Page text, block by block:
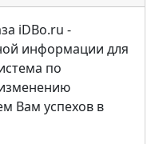
iDBo.ru -
информации для
по
Вам успехов в